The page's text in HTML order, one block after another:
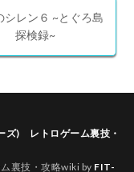
シレン６ ~とぐろ島
探検録~
ズ) レトロゲーム裏技・
裏技・攻略wiki by FIT-